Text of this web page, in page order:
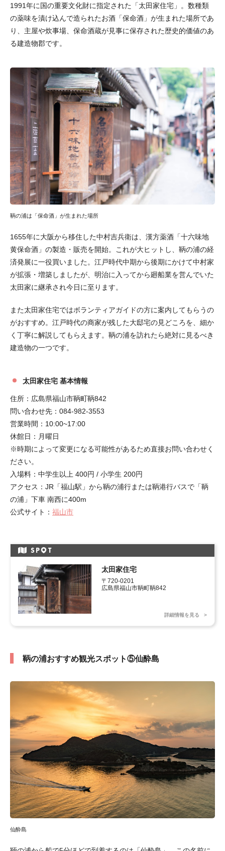
1991年に国の重要文化財に指定された「太田家住宅」。数種類
の薬味を漬け込んで造られたお酒「保命酒」が生まれた場所であ
り、主屋や炊事場、保命酒蔵が見事に保存された歴史的価値のあ
る建造物郡です。
鞆の浦は「保命酒」が生まれた場所
1655年に大阪から移住した中村吉兵衛は、漢方薬酒「十六味地
黄保命酒」の製造・販売を開始。これが大ヒットし、鞆の浦の経
済発展に一役買いました。江戸時代中期から後期にかけて中村家
が拡張・増築しましたが、明治に入ってから廻船業を営んでいた
太田家に継承され今日に至ります。
また太田家住宅ではボランティアガイドの方に案内してもらうの
がおすすめ。江戸時代の商家が残した大邸宅の見どころを、細か
く丁寧に解説してもらえます。鞆の浦を訪れたら絶対に見るべき
建造物の一つです。
太田家住宅 基本情報
住所：広島県福山市鞆町鞆842
問い合わせ先：084-982-3553
営業時間：10:00~17:00
休館日：月曜日
※時期によって変更になる可能性があるため直接お問い合わせく
ださい。
入場料：中学生以上 400円 / 小学生 200円
アクセス：JR「福山駅」から鞆の浦行または鞆港行バスで「鞆
の浦」下車 南西に400m
公式サイト： 福山市
SP T
太田家住宅
〒720-0201
広島県福山市鞆町鞆842
詳細情報を見る
鞆の浦おすすめ観光スポット⑤仙酔島
仙酔島